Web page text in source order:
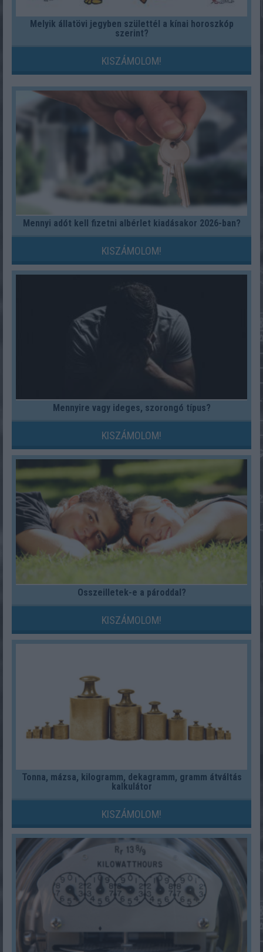
Melyik állatövi jegyben születtél a kínai horoszkóp
szerint?
KISZÁMOLOM!
Mennyi adót kell fizetni albérlet kiadásakor 2026-ban?
KISZÁMOLOM!
Mennyire vagy ideges, szorongó típus?
KISZÁMOLOM!
Összeilletek-e a pároddal?
KISZÁMOLOM!
Tonna, mázsa, kilogramm, dekagramm, gramm átváltás
kalkulátor
KISZÁMOLOM!